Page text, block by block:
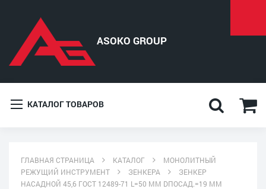
КАТАЛОГ ТОВАРОВ
ГЛАВНАЯ СТРАНИЦА КАТАЛОГ
МОНОЛИТНЫЙ
РЕЖУЩИЙ ИНСТРУМЕНТ
ЗЕНКЕРА
ЗЕНКЕР
НАСАДНОЙ 45,6 ГОСТ 12489-71 L=50 ММ DПОСАД.=19 ММ